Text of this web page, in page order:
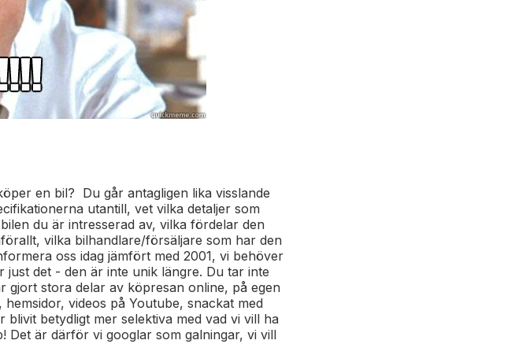
en bil? Du går antagligen lika visslande
utantill, vet vilka detaljer som
du är intresserad av, vilka fördelar den
vilka bilhandlare/försäljare som har den
oss idag jämfört med 2001, vi behöver
just det - den är inte unik längre. Du tar inte
stora delar av köpresan online, på egen
videos på Youtube, snackat med
betydligt mer selektiva med vad vi vill ha
Det är därför vi googlar som galningar, vi vill